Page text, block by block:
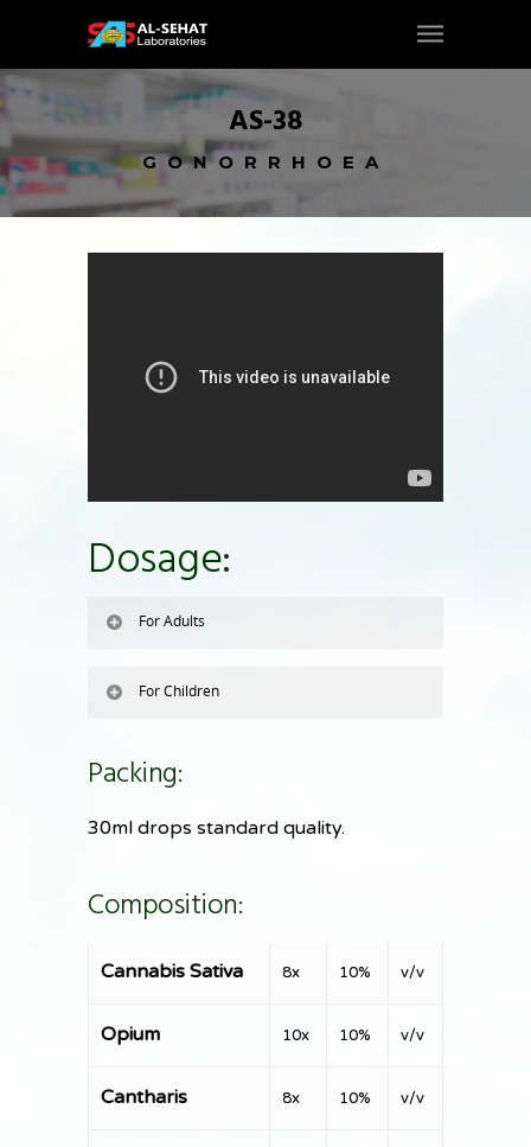
AS-38
GONORRHOEA
Dosage:
For Adults
For Children
Packing:
30ml drops standard quality.
Composition:
Cannabis Sativa 8x 10% v/v
Opium 10x 10% v/v
Cantharis 8x 10% v/v